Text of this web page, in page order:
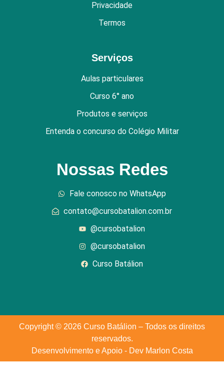
Privacidade
Termos
Serviços
Aulas particulares
Curso 6° ano
Produtos e serviços
Entenda o concurso do Colégio Militar
Nossas Redes
Fale conosco no WhatsApp
contato@cursobatalion.com.br
@cursobatalion
@cursobatalion
Curso Batálion
Copyright © 2026 Curso Batálion – Todos os direitos
reservados.
Desenvolvimento e Apoio - Dev Marlon Costa